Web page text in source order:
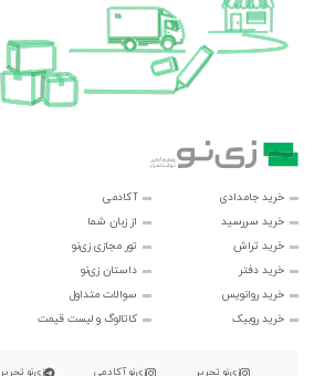
خرید جامدادی
خرید سررسید
خرید تراش
خرید دفتر
خرید روانویس
خرید روبیک
آکادمی
از زبان شما
تور مجازی زی‌نو
داستان زی‌نو
سوالات متداول
کاتالوگ و لیست قیمت
زی‌نو تحریر زی‌نو آکادمی زی‌نو تحریر